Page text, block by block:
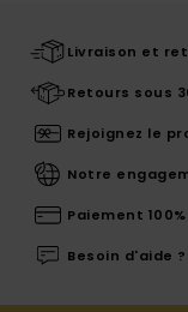
Livraison et
Retours sous
Rejoignez le
Notre
Paiement
Besoin d'aide ?